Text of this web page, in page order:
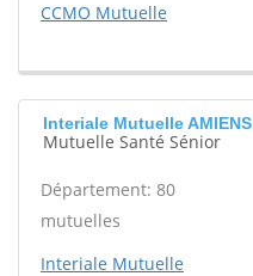
CCMO Mutuelle
Interiale Mutuelle AMIENS
Mutuelle Santé Sénior
Département: 80
mutuelles
Interiale Mutuelle